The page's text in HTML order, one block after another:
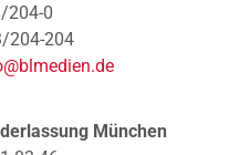
204-0
204-204
München